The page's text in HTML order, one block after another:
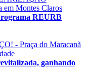
REURB
ganhando